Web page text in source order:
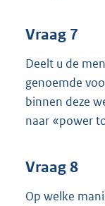
Vraag 7
Deelt u de
genoemde
binnen deze
naar «power
Vraag 8
Op welke